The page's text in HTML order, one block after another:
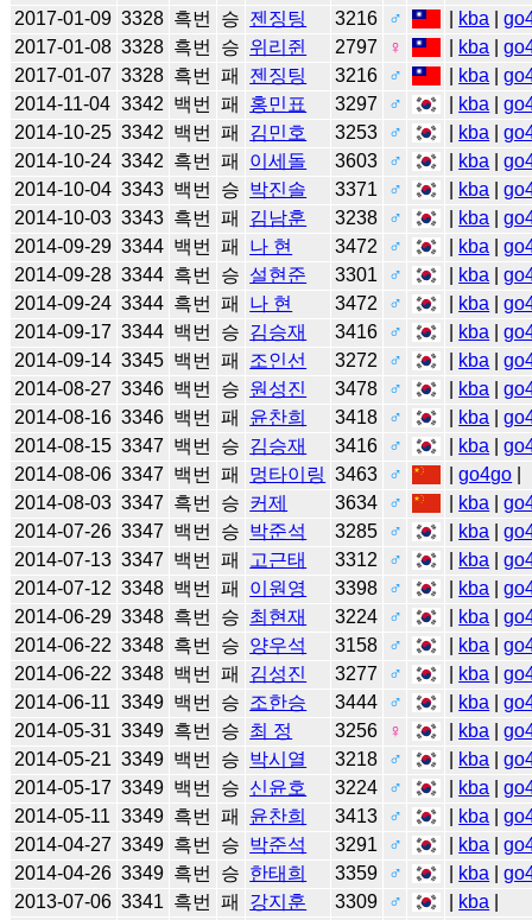
2017-01-09 3328 흑번 승 젠징팅 3216 ♂ kba |
2017-01-08 3328 흑번 승 위리쥔 2797 ♀ kba |
2017-01-07 3328 흑번 패 젠징팅 3216 ♂ kba |
2014-11-04 3342 백번 패 홍민표 3297 ♂ kba |
2014-10-25 3342 백번 패 김민호 3253 ♂ kba |
2014-10-24 3342 흑번 패 이세돌 3603 ♂ kba |
2014-10-04 3343 백번 승 박진솔 3371 ♂ kba |
2014-10-03 3343 흑번 패 김남훈 3238 ♂ kba |
2014-09-29 3344 백번 패 나 현 3472 ♂ kba |
2014-09-28 3344 흑번 승 설현준 3301 ♂ kba |
2014-09-24 3344 흑번 패 나 현 3472 ♂ kba |
2014-09-17 3344 백번 승 김승재 3416 ♂ kba |
2014-09-14 3345 백번 패 조인선 3272 ♂ kba |
2014-08-27 3346 백번 승 원성진 3478 ♂ kba |
2014-08-16 3346 백번 패 윤찬희 3418 ♂ kba |
2014-08-15 3347 백번 승 김승재 3416 ♂ kba |
2014-08-06 3347 백번 패 멍타이링 3463 ♂ |go4go
2014-08-03 3347 흑번 승 커제 3634 ♂ kba |
2014-07-26 3347 백번 승 박준석 3285 ♂ kba |
2014-07-13 3347 백번 패 고근태 3312 ♂ kba |
2014-07-12 3348 백번 패 이원영 3398 ♂ kba |
2014-06-29 3348 흑번 승 최현재 3224 ♂ kba |
2014-06-22 3348 흑번 승 양우석 3158 ♂ kba |
2014-06-22 3348 백번 패 김성진 3277 ♂ kba |
2014-06-11 3349 백번 승 조한승 3444 ♂ kba |
2014-05-31 3349 흑번 승 최 정 3256 ♀ kba |
2014-05-21 3349 백번 승 박시열 3218 ♂ kba |
2014-05-17 3349 백번 승 신윤호 3224 ♂ kba |
2014-05-11 3349 흑번 패 윤찬희 3413 ♂ kba |
2014-04-27 3349 흑번 승 박준석 3291 ♂ kba |
2014-04-26 3349 흑번 승 한태희 3359 ♂ kba |
2013-07-06 3341 흑번 패 강지훈 3309 ♂ kba